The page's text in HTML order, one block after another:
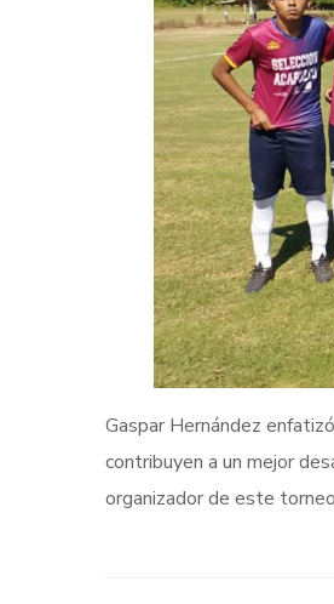
Gaspar Hernández
contribuyen a un mejor
organizador de este